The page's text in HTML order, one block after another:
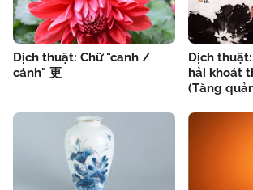
Dịch thuật: Chữ "canh /
cánh" 更
Dịch
hải khoát
(Tăng